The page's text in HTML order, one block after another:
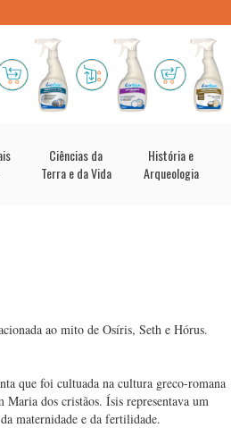
Ciências da
Terra e da Vida
História e
Arqueologia
ao mito de Osíris, Seth e Hórus.
que foi cultuada na cultura greco-romana
dos cristãos. Ísis representava um
maternidade e da fertilidade.